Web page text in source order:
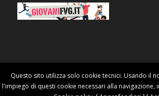
Società Friulana di Archeologia odv C.F.
Privacy Policy] Realizzato daMediares S.c.
Questo sito utilizza solo cookie tecnici. Usando il
l'impiego di questi cookie necessari alla navigazione,